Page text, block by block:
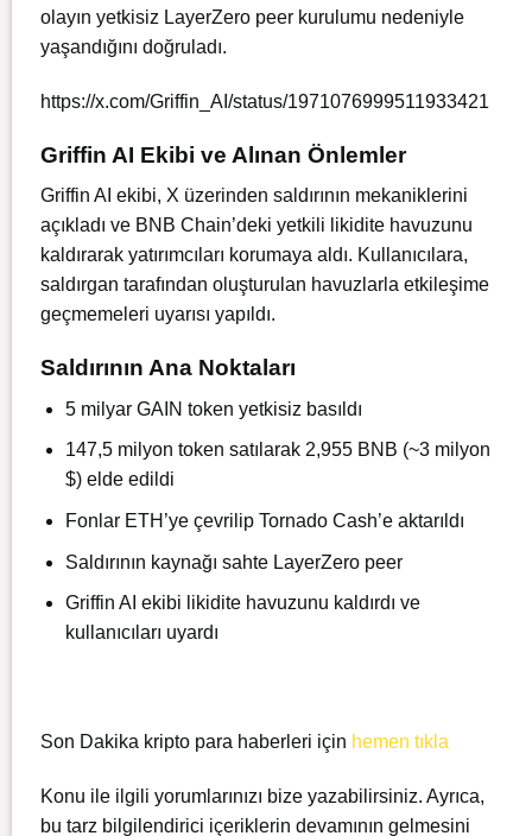
olayın yetkisiz LayerZero peer kurulumu nedeniyle
yaşandığını doğruladı.
https://x.com/Griffin_AI/status/1971076999511933421
Griffin AI Ekibi ve Alınan Önlemler
Griffin AI ekibi, X üzerinden saldırının mekaniklerini
açıkladı ve BNB Chain’deki yetkili likidite havuzunu
kaldırarak yatırımcıları korumaya aldı. Kullanıcılara,
saldırgan tarafından oluşturulan havuzlarla etkileşime
geçmemeleri uyarısı yapıldı.
Saldırının Ana Noktaları
5 milyar GAIN token yetkisiz basıldı
147,5 milyon token satılarak 2,955 BNB (~3 milyon
$) elde edildi
Fonlar ETH’ye çevrilip Tornado Cash’e aktarıldı
Saldırının kaynağı sahte LayerZero peer
Griffin AI ekibi likidite havuzunu kaldırdı ve
kullanıcıları uyardı
Son Dakika kripto para haberleri için hemen tıkla
Konu ile ilgili yorumlarınızı bize yazabilirsiniz. Ayrıca,
bu tarz bilgilendirici içeriklerin devamının gelmesini